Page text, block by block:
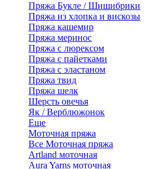
Пряжа Букле / Шишибрики
Пряжа из хлопка и вискозы
Пряжа кашемир
Пряжа меринос
Пряжа с люрексом
Пряжа с пайетками
Пряжа с эластаном
Пряжа твид
Пряжа шелк
Шерсть овечья
Як / Верблюжонок
Еще
Моточная пряжа
Все Моточная пряжа
Artland моточная
Aura Yarns моточная